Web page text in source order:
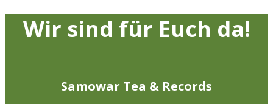
Wir sind für Euch da!
Samowar Tea & Records